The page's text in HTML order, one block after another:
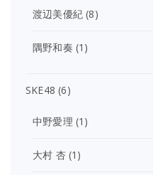
渡辺美優紀 (8)
隅野和奏 (1)
SKE48 (6)
中野愛理 (1)
大村 杏(1)